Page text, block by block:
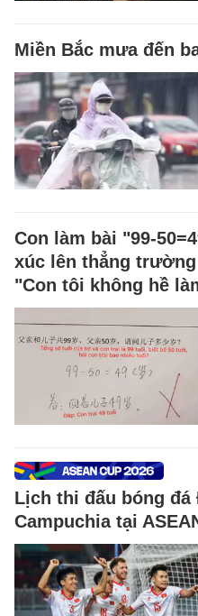
Miền Bắc mưa đến
Con làm bài "99-
xúc lên thẳng
"Con tôi không hề
Lịch thi đấu bóng đá
Campuchia tại